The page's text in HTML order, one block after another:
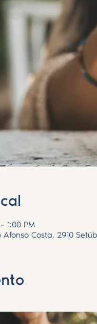
1:00 PM
Costa, 2910